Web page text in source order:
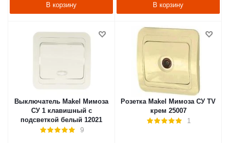
В корзину В корзину
Выключатель Makel Мимоза
СУ 1 клавишный с
подсветкой белый 12021
9
Розетка Makel Мимоза СУ TV
крем 25007
1